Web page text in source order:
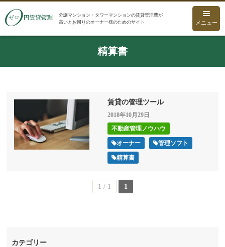
メニュー
分譲マンション・タワーマンションの賃貸管理費が
高いとお困りのオーナー様のためのサイト
精算書
賃貸の管理ツール
2018年10月29日
不動産管理ノウハウ
オーナー 管理ソフト
精算書
1 / 1 1
カテゴリー